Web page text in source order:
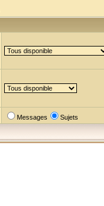
Messages Sujets